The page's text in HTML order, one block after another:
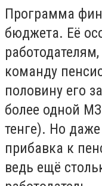
Программа
бюджета. Её
команду
половину его
более одной
тенге). Но
прибавка к
ведь ещё